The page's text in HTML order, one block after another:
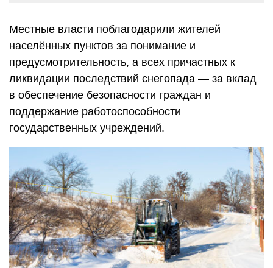
Местные власти поблагодарили жителей
населённых пунктов за понимание и
предусмотрительность, а всех причастных к
ликвидации последствий снегопада — за вклад
в обеспечение безопасности граждан и
поддержание работоспособности
государственных учреждений.